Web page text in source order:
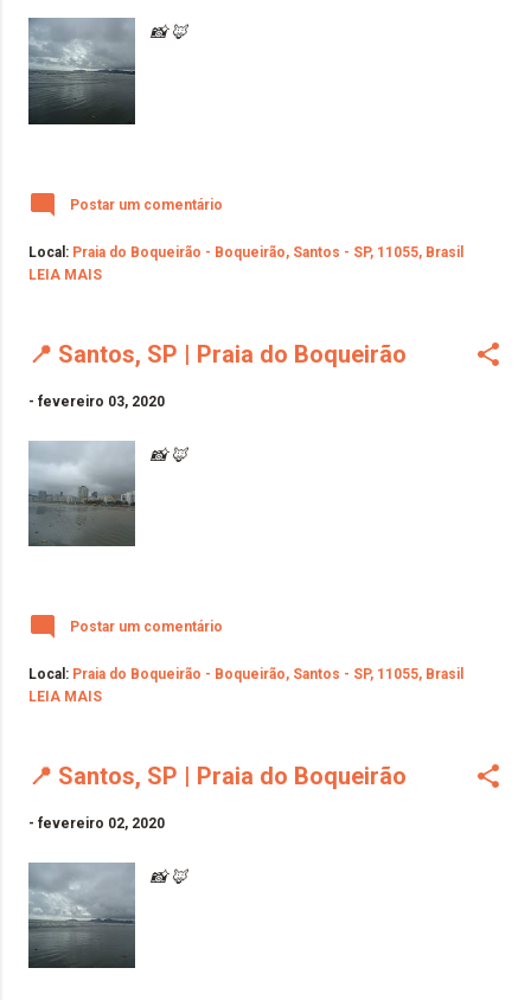
📸 🦊
Postar um comentário
Local: Praia do Boqueirão - Boqueirão, Santos - SP, 11055, Brasil
LEIA MAIS
📍 Santos, SP | Praia do Boqueirão
- fevereiro 03, 2020
📸 🦊
Postar um comentário
Local: Praia do Boqueirão - Boqueirão, Santos - SP, 11055, Brasil
LEIA MAIS
📍 Santos, SP | Praia do Boqueirão
- fevereiro 02, 2020
📸 🦊